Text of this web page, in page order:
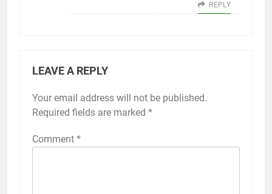
REPLY
LEAVE A REPLY
Your email address will not be published.
Required fields are marked *
Comment *